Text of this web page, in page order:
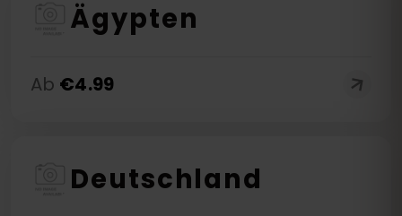
Ägypten
Ab €4.99
Deutschland